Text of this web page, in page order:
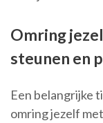
Omring
steunen en
Een belangrijke
omring jezelf